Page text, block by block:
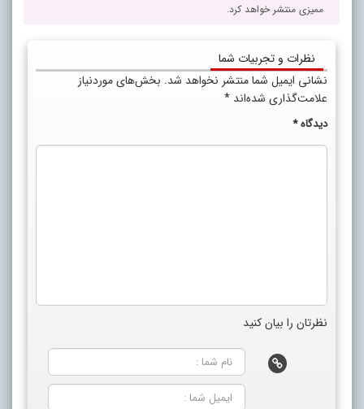
ممیزی منتشر خواهد کرد.
نظرات و تجربیات شما
نشانی ایمیل شما منتشر نخواهد شد. بخش‌های موردنیاز
علامت‌گذاری شده‌اند *
دیدگاه*
نظرتان را بیان کنید